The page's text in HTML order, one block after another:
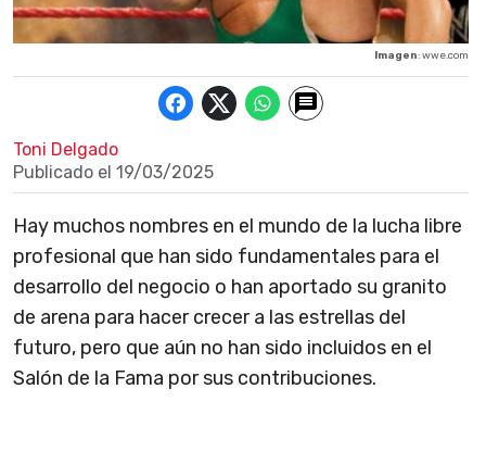
Imagen: wwe.com
Toni Delgado
Publicado el 19/03/2025
Hay muchos nombres en el mundo de la lucha libre
profesional que han sido fundamentales para el
desarrollo del negocio o han aportado su granito
de arena para hacer crecer a las estrellas del
futuro, pero que aún no han sido incluidos en el
Salón de la Fama por sus contribuciones.